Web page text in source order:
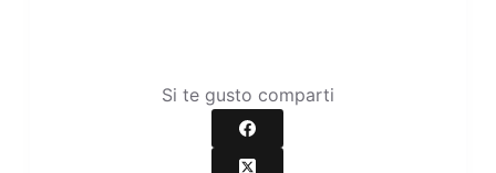
Si te gusto comparti